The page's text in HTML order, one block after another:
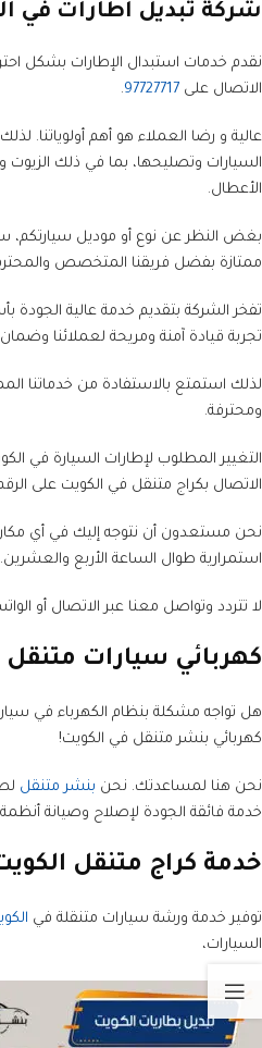
شركة تبديل اطارات في
نقدم خدمات استبدال الإطارات بشكل
الاتصال على 97727717
.
عالية و رضا العملاء هو أهم أولوياتنا.
السيارات وتصليحها، بما في ذلك الزيوت
الأعطال.
بغض النظر عن نوع أو موديل سيارتكم،
ممتازة بفضل فريقنا المتخصص
تفخر الشركة بتقديم خدمة عالية الجودة
تجربة قيادة آمنة ومريحة لعملائنا وضمان
لذلك استمتع بالاستفادة من خدماتنا
ومحترفة.
التغيير المطلوب لإطارات السيارة في
الاتصال بكراج متنقل في الكويت على
نحن مستعدون أن نتوجه إليك في أي
استمرارية طوال الساعة الأربع والعشرين.
لا تتردد وتواصل معنا عبر الاتصال أو
كهربائي سيارات متنقل
هل تواجه مشكلة بنظام الكهرباء في
كهربائي بنشر متنقل في الكويت!
نحن هنا لمساعدتك. نحن بنشر متنقل
خدمة فائقة الجودة لإصلاح وصيانة أنظمة
خدمة كراج متنقل
توفير خدمة ورشة سيارات متنقلة في
السيارات،